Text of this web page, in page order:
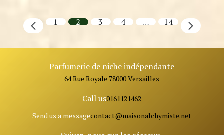
1 2 3 4 … 14
Parfumerie de niche indépendante
64 Rue Royale 78000 Versailles
Call us0161121462
Send us a messagecontact@maisonalchymiste.net